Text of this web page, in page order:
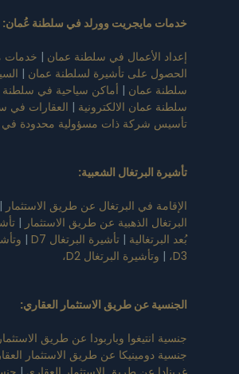
خدمات مايجريت وورلد في سلطنة عُمان:
إعداد الأعمال في سلطنة عمان | خدمات
الحصول على تأشيرة لسلطنة عمان |
سلطنة عمان | أماكن سياحية في
سلطنة عمان الالكترونية | العقارات في
تأسيس شركة ذات مسؤولية محدودة
تأشيرة البرتغال الشعبية:
الإقامة في البرتغال عن طريق الاستثمار |
البرتغال الذهبية عن طريق الاستثمار |
بُعد البرتغالية | تأشيرة البرتغال D7 |
D3، | وتأشيرة البرتغال D2،
الجنسية عن طريق الاستثمار العقاري:
جنسية انتيغوا وباربودا عن طريق
جنسية دومينيكا عن طريق الاستثمار